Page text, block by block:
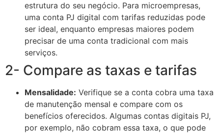
estrutura do seu negócio. Para microempresas,
uma conta PJ digital com tarifas reduzidas pode
ser ideal, enquanto empresas maiores podem
precisar de uma conta tradicional com mais
serviços.
2- Compare as taxas e tarifas
Mensalidade: Verifique se a conta cobra uma taxa
de manutenção mensal e compare com os
benefícios oferecidos. Algumas contas digitais PJ,
por exemplo, não cobram essa taxa, o que pode